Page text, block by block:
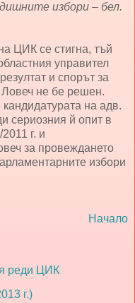
избори – бел.
ЦИК се стигна, тъй
управител
и спорът за
не бе решен.
на адв.
сериозния й опит в
г. и
за провеждането
избори
Начало
реди ЦИК
г.)